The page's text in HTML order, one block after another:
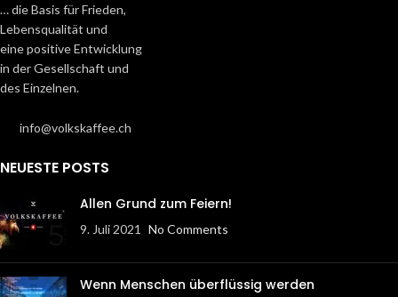
… die Basis für Frieden,
Lebensqualität und
eine positive Entwicklung
in der Gesellschaft und
des Einzelnen.
info@volkskaffee.ch
NEUESTE POSTS
Allen Grund zum Feiern!
9. Juli 2021 No Comments
Wenn Menschen überflüssig werden